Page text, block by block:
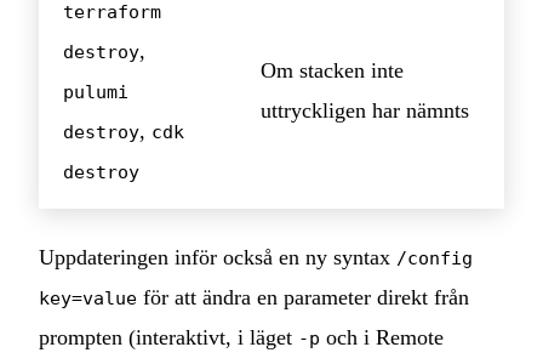
terraform
destroy,
pulumi
destroy, cdk
destroy
Om stacken inte
uttryckligen har nämnts
Uppdateringen inför också en ny syntax /config
key=value för att ändra en parameter direkt från
prompten (interaktivt, i läget -p och i Remote